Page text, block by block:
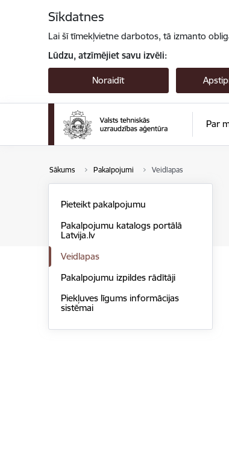
Sīkdatnes
Lai šī tīmekļvietne darbotos, tā izmanto
Lūdzu, atzīmējiet savu izvēli:
Noraidīt
Par
Sākums Pakalpojumi Veidlapas
Pieteikt pakalpojumu
Pakalpojumu katalogs portālā
Latvija.lv
Veidlapas
Pakalpojumu izpildes rādītāji
Piekļuves līgums informācijas
sistēmai